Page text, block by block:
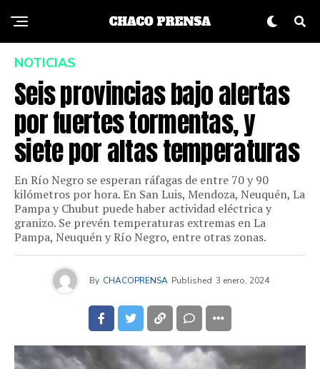
NOTICIAS
Seis provincias bajo alertas
por fuertes tormentas, y
siete por altas temperaturas
En Río Negro se esperan ráfagas de entre 70 y 90
kilómetros por hora. En San Luis, Mendoza, Neuquén, La
Pampa y Chubut puede haber actividad eléctrica y
granizo. Se prevén temperaturas extremas en La
Pampa, Neuquén y Río Negro, entre otras zonas.
By CHACOPRENSA Published 3 enero, 2024